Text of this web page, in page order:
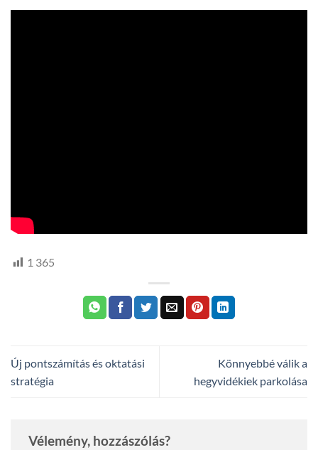
1 365
Új pontszámítás és oktatási
stratégia
Könnyebbé válik a
hegyvidékiek parkolása
Vélemény, hozzászólás?